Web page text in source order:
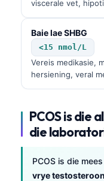
viscerale vet,
Baie lae SHBG
<15 nmol/L
Vereis medikasie,
hersiening, veral
PCOS is die
die
PCOS is die
vrye